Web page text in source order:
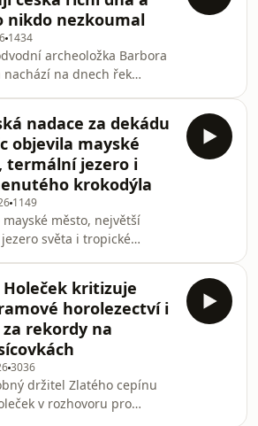
nikdo nezkoumal
1434
archeoložka Barbora
nachází na dnech řek
lepší konzervant než
nadace za dekádu
objevila mayské
termální jezero i
krokodýla
1149
město, největší
světa i tropické
mapu světa. Co chystá dál?
kritizuje
horolezectví i
rekordy na
3036
držitel Zlatého cepínu
v rozhovoru pro